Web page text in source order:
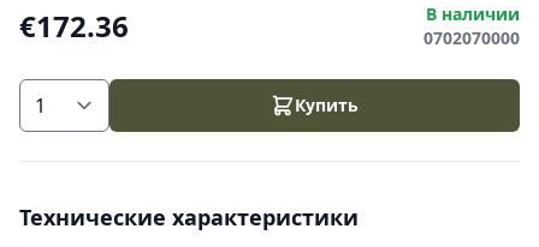
€172.36
В наличии
0702070000
Купить
Технические характеристики